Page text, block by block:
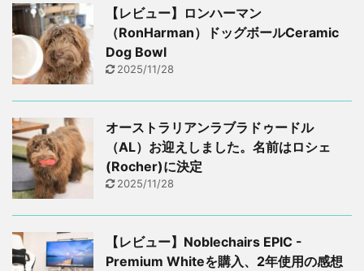
【レビュー】ロンハーマン
（RonHarman）ドッグボールCeramic
Dog Bowl
2025/11/28
オーストラリアンラブラドゥードル
（AL）お迎えしました。名前はロシェ
(Rocher)に決定
2025/11/28
【レビュー】Noblechairs EPIC -
Premium Whiteを購入、2年使用の感想